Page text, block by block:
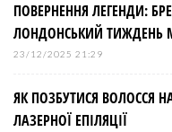
ПОВЕРНЕННЯ ЛЕГЕНДИ:
ЛОНДОНСЬКИЙ ТИЖДЕНЬ
23/12/2025 21:29
ЯК ПОЗБУТИСЯ ВОЛОССЯ
ЛАЗЕРНОЇ ЕПІЛЯЦІЇ